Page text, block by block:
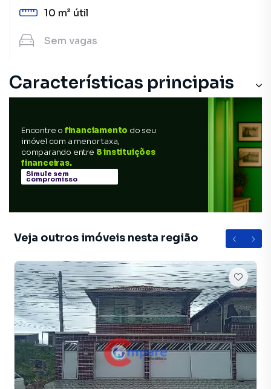
10 m² útil
Sem vagas
Características principais
Encontre o financiamento do seu
imóvel com a menor taxa,
comparando entre 8 instituições
financeiras.
Simule sem
compromisso
Veja outros imóveis nesta região